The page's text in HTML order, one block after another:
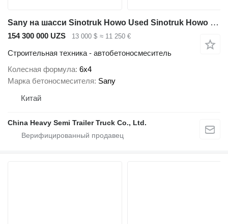
Sany на шасси Sinotruk Howo Used Sinotruk Howo 6x4 Concrete Mixer Truck for Sale
154 300 000 UZS 13 000 $ ≈ 11 250 €
Строительная техника - автобетоносмеситель
Колесная формула 6x4
Марка бетоносмесителя Sany
Китай
China Heavy Semi Trailer Truck Co., Ltd.